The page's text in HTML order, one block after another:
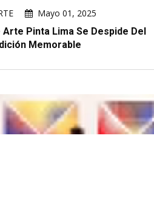
Mayo 01, 2025
Arte Pinta Lima Se Despide Del
Memorable